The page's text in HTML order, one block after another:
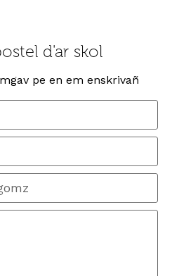
d'ar skol
pe en em enskrivañ